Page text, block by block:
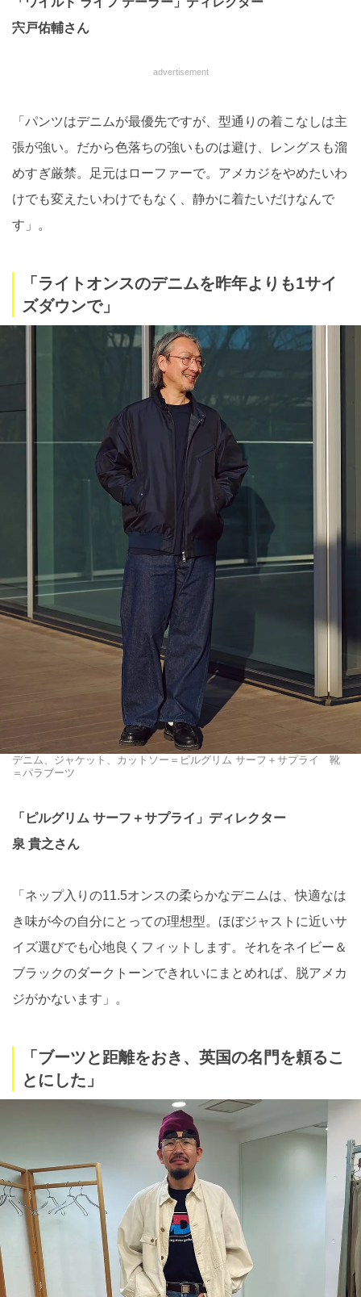
宍戸佑輔さん
advertisement
「パンツはデニムが最優先ですが、型通りの着こなしは主
張が強い。だから色落ちの強いものは避け、レングスも溜
めすぎ厳禁。足元はローファーで。アメカジをやめたいわ
けでも変えたいわけでもなく、静かに着たいだけなんで
す」。
「ライトオンスのデニムを昨年よりも1サイ
ズダウンで」
デニム、ジャケット、カットソー＝ピルグリム サーフ＋サプライ 靴
＝パラブーツ
「ピルグリム サーフ＋サプライ」ディレクター
泉 貴之さん
「ネップ入りの11.5オンスの柔らかなデニムは、快適なは
き味が今の自分にとっての理想型。ほぼジャストに近いサ
イズ選びでも心地良くフィットします。それをネイビー＆
ブラックのダークトーンできれいにまとめれば、脱アメカ
ジがかないます」。
「ブーツと距離をおき、英国の名門を頼るこ
とにした」